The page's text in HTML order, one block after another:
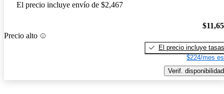
El precio incluye envío de $2,467
Precio alto
El precio incluye tasas
$224/mes
Verif. disponibilidad